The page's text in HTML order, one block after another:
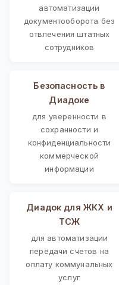
автоматизации
документооборота без
отвлечения штатных
сотрудников
Безопасность в
Диадоке
для уверенности в
сохранности и
конфиденциальности
коммерческой
информации
Диадок для ЖКХ и
ТСЖ
для автоматизации
передачи счетов на
оплату коммунальных
услуг